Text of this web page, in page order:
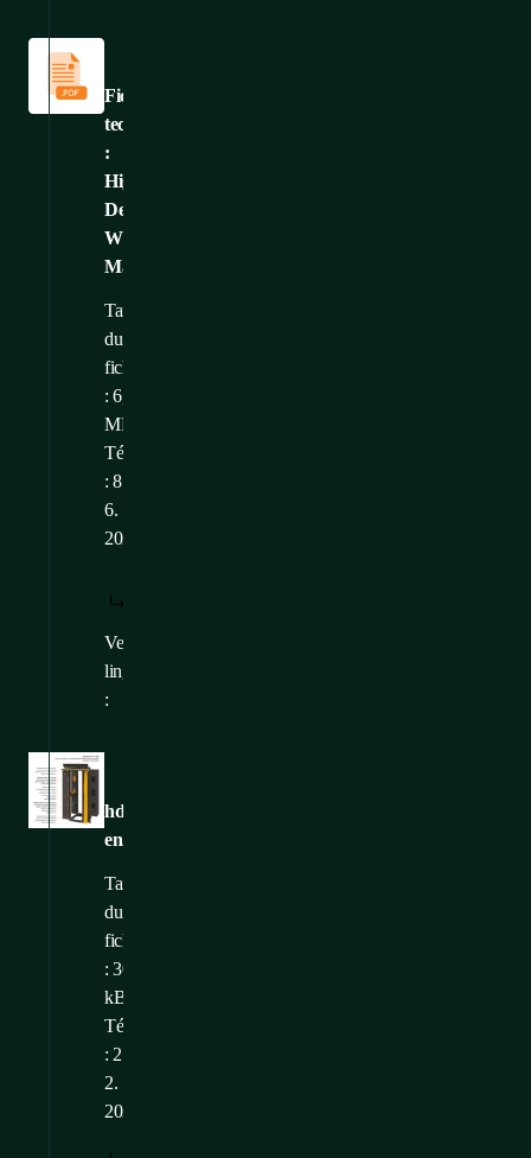
Fiche
technique
:
High
Density
Wire
Management
Fiches
techniques
Taille
du
fichier
: 6,11
MB
Téléchargé
: 8.
6.
2025
Versions
linguistiques
:
hdwm-
en2
Images
Taille
du
fichier
: 301,45
kB
Téléchargé
: 21.
2.
2025